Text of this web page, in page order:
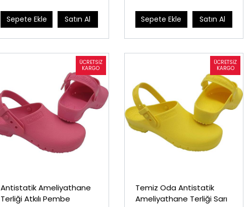
Sepete Ekle Satın Al Sepete Ekle Satın Al
Antistatik Ameliyathane
Terliği Atkılı Pembe
Temiz Oda Antistatik
Ameliyathane Terliği Sarı